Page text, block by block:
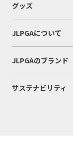
グッズ
JLPGAについて
JLPGAのブランド
サステナビリティ